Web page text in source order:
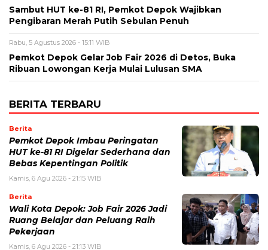
Sambut HUT ke-81 RI, Pemkot Depok Wajibkan
Pengibaran Merah Putih Sebulan Penuh
Rabu, 5 Agustus 2026 - 15:11 WIB
Pemkot Depok Gelar Job Fair 2026 di Detos, Buka
Ribuan Lowongan Kerja Mulai Lulusan SMA
BERITA TERBARU
Berita
Pemkot Depok Imbau Peringatan
HUT ke-81 RI Digelar Sederhana dan
Bebas Kepentingan Politik
Kamis, 6 Agu 2026 - 21:15 WIB
Berita
Wali Kota Depok: Job Fair 2026 Jadi
Ruang Belajar dan Peluang Raih
Pekerjaan
Kamis, 6 Agu 2026 - 21:13 WIB